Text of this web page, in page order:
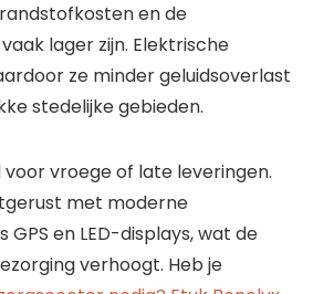
en de
lager zijn. Elektrische
ze minder geluidsoverlast
stedelijke gebieden.
vroege of late leveringen.
met moderne
en LED-displays, wat de
verhoogt. Heb je